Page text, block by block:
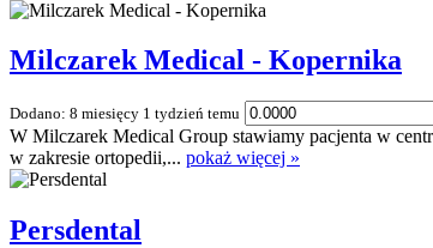
Milczarek Medical - Kopernika
Dodano: 8 miesięcy 1 tydzień temu
W Milczarek Medical Group stawiamy pacjenta w
w zakresie ortopedii,... pokaż więcej »
Persdental